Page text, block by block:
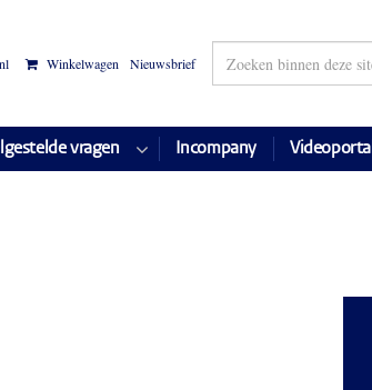
Winkelwagen Nieuwsbrief
vragen Incompany Videoportal